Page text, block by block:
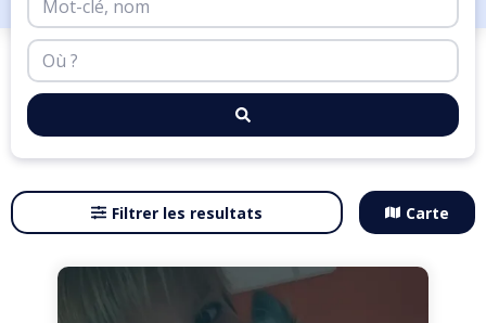
Filtrer les resultats Carte